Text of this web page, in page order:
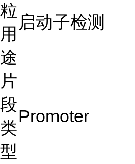
粒
用
途
启动子检测
片
段
类
型
Promoter